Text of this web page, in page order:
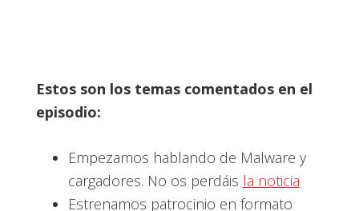
Estos son los temas comentados en el
episodio:
Empezamos hablando de Malware y
cargadores. No os perdáis la noticia
Estrenamos patrocinio en formato